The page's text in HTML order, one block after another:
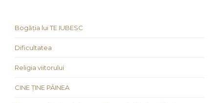
Bogăția lui TE IUBESC
Dificultatea
Religia viitorului
CINE ȚINE PÂINEA